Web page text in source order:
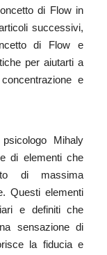
di Flow in
successivi,
di Flow e
per aiutarti a
e
Mihaly
di elementi che
di massima
Questi elementi
e definiti che
sensazione di
la fiducia e